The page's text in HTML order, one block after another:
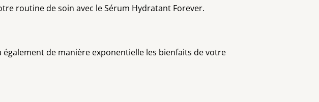
routine de soin avec le Sérum Hydratant Forever.
de manière exponentielle les bienfaits de votre